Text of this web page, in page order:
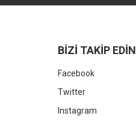
BİZİ TAKİP EDİN
Facebook
Twitter
Instagram